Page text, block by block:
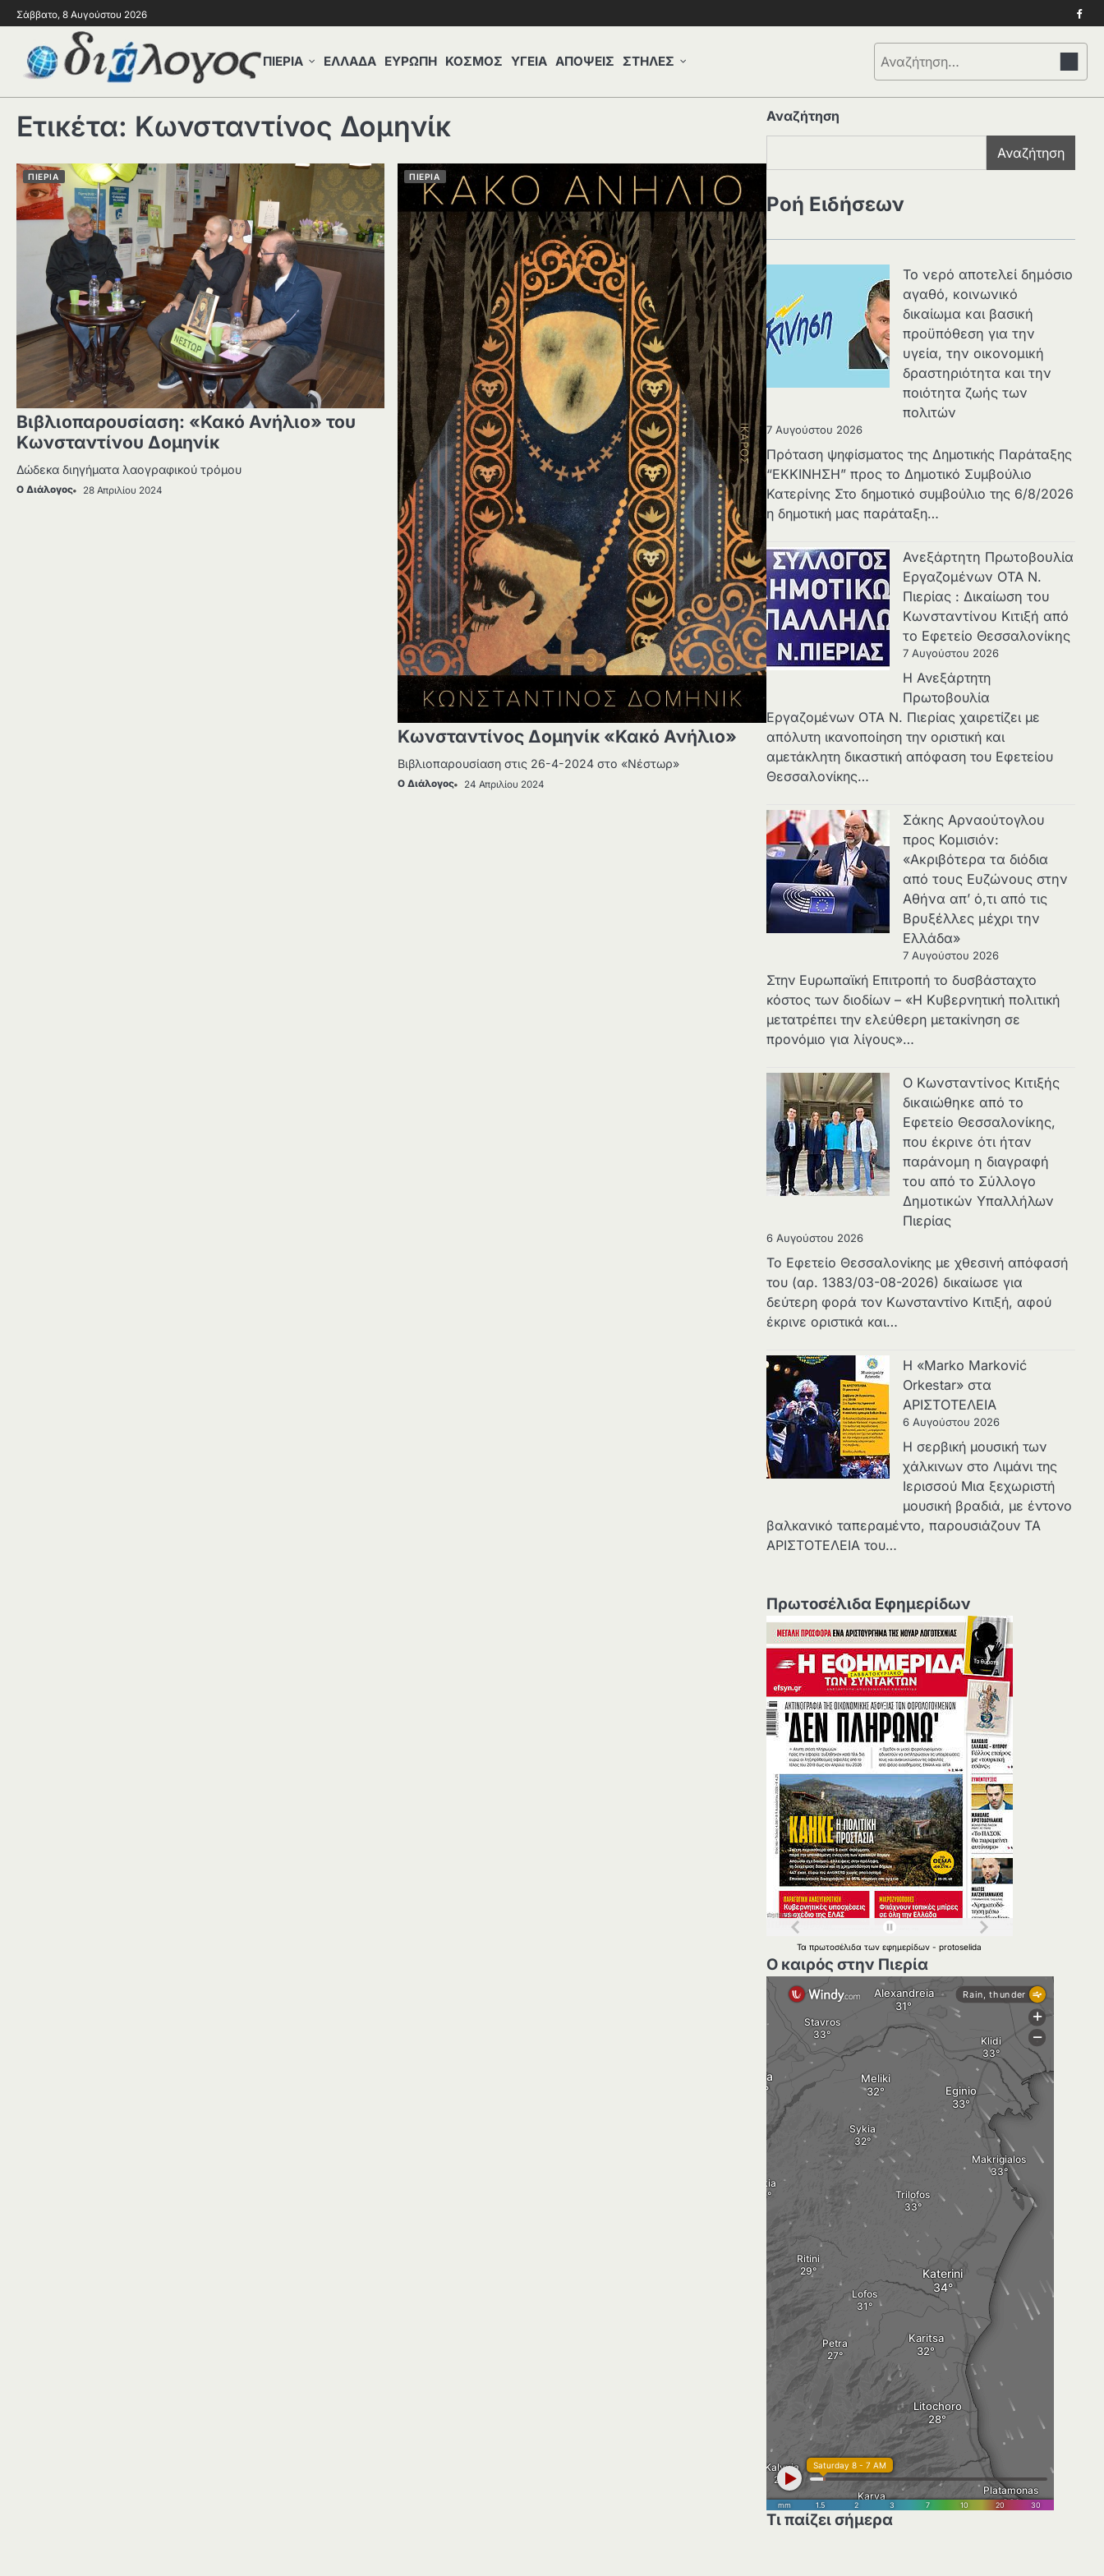
Σάββατο, 8 Αυγούστου 2026
ΠΙΕΡΙΑ ΕΛΛΑΔΑ ΕΥΡΩΠΗ ΚΟΣΜΟΣ ΥΓΕΙΑ ΑΠΟΨΕΙΣ ΣΤΗΛΕΣ
Αναζήτηση
για:
Ετικέτα: Κωνσταντίνος Δομηνίκ
ΠΙΕΡΙΑ
Βιβλιοπαρουσίαση: «Κακό Ανήλιο» του
Κωνσταντίνου Δομηνίκ
Δώδεκα διηγήματα λαογραφικού τρόμου
Ο Διάλογος 28 Απριλίου 2024
ΠΙΕΡΙΑ
Κωνσταντίνος Δομηνίκ «Κακό Ανήλιο»
Βιβλιοπαρουσίαση στις 26-4-2024 στο «Νέστωρ»
Ο Διάλογος 24 Απριλίου 2024
Αναζήτηση
Αναζήτηση
Ροή Ειδήσεων
Το νερό αποτελεί δημόσιο
αγαθό, κοινωνικό
δικαίωμα και βασική
προϋπόθεση για την
υγεία, την οικονομική
δραστηριότητα και την
ποιότητα ζωής των
πολιτών
7 Αυγούστου 2026
Πρόταση ψηφίσματος της Δημοτικής Παράταξης
“ΕΚΚΙΝΗΣΗ” προς το Δημοτικό Συμβούλιο
Κατερίνης Στο δημοτικό συμβούλιο της 6/8/2026
η δημοτική μας παράταξη…
Ανεξάρτητη Πρωτοβουλία
Εργαζομένων ΟΤΑ Ν.
Πιερίας : Δικαίωση του
Κωνσταντίνου Κιτιξή από
το Εφετείο Θεσσαλονίκης
7 Αυγούστου 2026
Η Ανεξάρτητη
Πρωτοβουλία
Εργαζομένων ΟΤΑ Ν. Πιερίας χαιρετίζει με
απόλυτη ικανοποίηση την οριστική και
αμετάκλητη δικαστική απόφαση του Εφετείου
Θεσσαλονίκης…
Σάκης Αρναούτογλου
προς Κομισιόν:
«Ακριβότερα τα διόδια
από τους Ευζώνους στην
Αθήνα απ’ ό,τι από τις
Βρυξέλλες μέχρι την
Ελλάδα»
7 Αυγούστου 2026
Στην Ευρωπαϊκή Επιτροπή το δυσβάσταχτο
κόστος των διοδίων – «Η Κυβερνητική πολιτική
μετατρέπει την ελεύθερη μετακίνηση σε
προνόμιο για λίγους»…
Ο Κωνσταντίνος Κιτιξής
δικαιώθηκε από το
Εφετείο Θεσσαλονίκης,
που έκρινε ότι ήταν
παράνομη η διαγραφή
του από το Σύλλογο
Δημοτικών Υπαλλήλων
Πιερίας
6 Αυγούστου 2026
Το Εφετείο Θεσσαλονίκης με χθεσινή απόφασή
του (αρ. 1383/03-08-2026) δικαίωσε για
δεύτερη φορά τον Κωνσταντίνο Κιτιξή, αφού
έκρινε οριστικά και…
Η «Marko Marković
Orkestar» στα
ΑΡΙΣΤΟΤΕΛΕΙΑ
6 Αυγούστου 2026
Η σερβική μουσική των
χάλκινων στο Λιμάνι της
Ιερισσού Μια ξεχωριστή
μουσική βραδιά, με έντονο
βαλκανικό ταπεραμέντο, παρουσιάζουν ΤΑ
ΑΡΙΣΤΟΤΕΛΕΙΑ του…
Πρωτοσέλιδα Εφημερίδων
Ταπρωτοσέλιδατωνεφημερίδων-protoselida
Ο καιρός στην Πιερία
Τι παίζει σήμερα